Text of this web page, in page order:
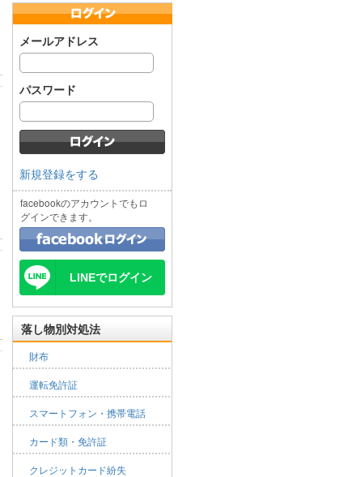
メールアドレス
パスワード
新規登録をする
facebookのアカウントでもロ
グインできます。
LINEでログイン
落し物別対処法
財布
運転免許証
スマートフォン・携帯電話
カード類・免許証
クレジットカード紛失